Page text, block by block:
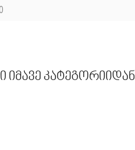
Იმავე Კატეგორიიდან